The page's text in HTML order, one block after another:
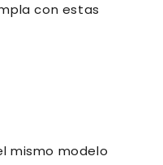
con estas
mismo modelo